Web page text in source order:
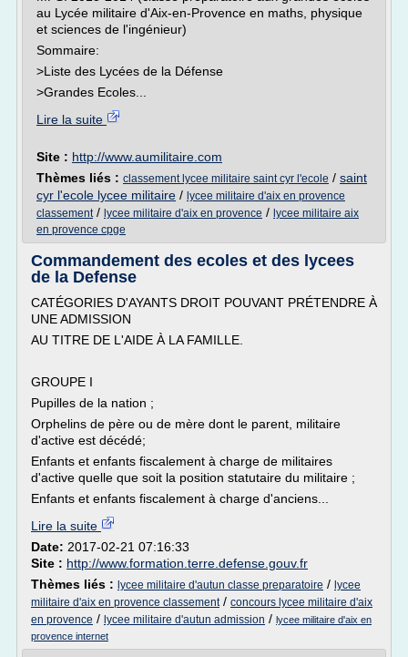
au Lycée militaire d'Aix-en-Provence en maths, physique
et sciences de l'ingénieur)
Sommaire:
>Liste des Lycées de la Défense
>Grandes Ecoles...
Lire la suite
Site : http://www.aumilitaire.com
Thèmes liés : classement lycee militaire saint cyr l'ecole / saint
cyr l'ecole lycee militaire / lycee militaire d'aix en provence
classement/ lycee militaire d'aix en provence / lycee militaire aix
en provence cpge
Commandement des ecoles et des lycees
de la Defense
CATÉGORIES D'AYANTS DROIT POUVANT PRÉTENDRE À
UNE ADMISSION
AU TITRE DE L'AIDE À LA FAMILLE.
GROUPE I
Pupilles de la nation ;
Orphelins de père ou de mère dont le parent, militaire
d'active est décédé;
Enfants et enfants fiscalement à charge de militaires
d'active quelle que soit la position statutaire du militaire ;
Enfants et enfants fiscalement à charge d'anciens...
Lire la suite
Date: 2017-02-21 07:16:33
Site : http://www.formation.terre.defense.gouv.fr
Thèmes liés : lycee militaire d'autun classe preparatoire / lycee
militaire d'aix en provence classement/ concours lycee militaire d'aix
en provence / lycee militaire d'autun admission / lycee militaire d'aix en
provence internet